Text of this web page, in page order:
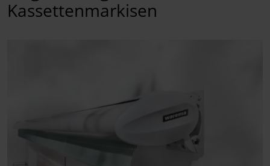
Kassettenmarkisen